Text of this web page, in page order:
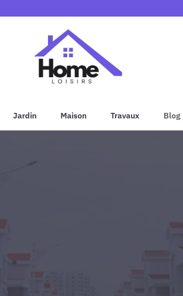
Jardin Maison Travaux Blog